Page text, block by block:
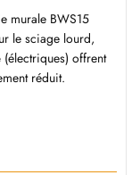
murale BWS15
le sciage lourd,
(électriques) offrent
réduit.